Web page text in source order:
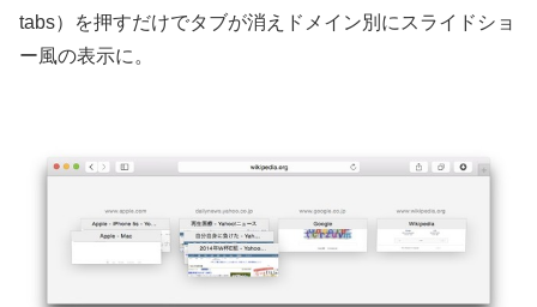
tabs）を押すだけでタブが消えドメイン別にスライドショ
ー風の表示に。